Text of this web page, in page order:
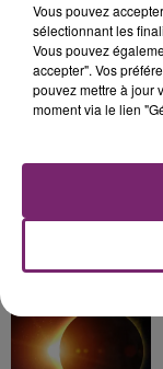
Vous pouvez
sélectionnant les
Vous pouvez
accepter". Vos
pouvez mettre à jour
moment via le lien